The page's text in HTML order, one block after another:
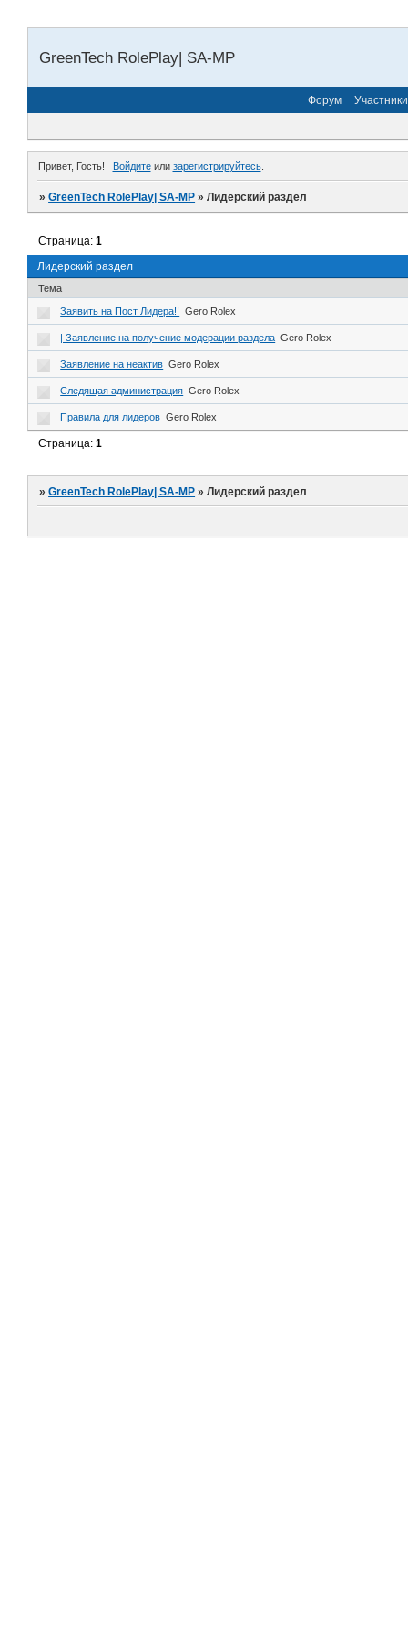
GreenTech RolePlay| SA-MP
Форум Участники
Привет, Гость! Войдитеили зарегистрируйтесь.
»GreenTech RolePlay| SA-MP »Лидерский раздел
Лидерский раздел
Страница:1
Тема
Заявить на Пост Лидера!! Gero Rolex
| Заявление на получение модерации раздела Gero Rolex
Заявление на неактив Gero Rolex
Следящая администрация Gero Rolex
Правила для лидеров Gero Rolex
Страница:1
»GreenTech RolePlay| SA-MP »Лидерский раздел